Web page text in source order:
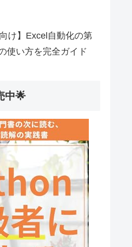
け】Excel自動化の第
使い方を完全ガイド
中🌟